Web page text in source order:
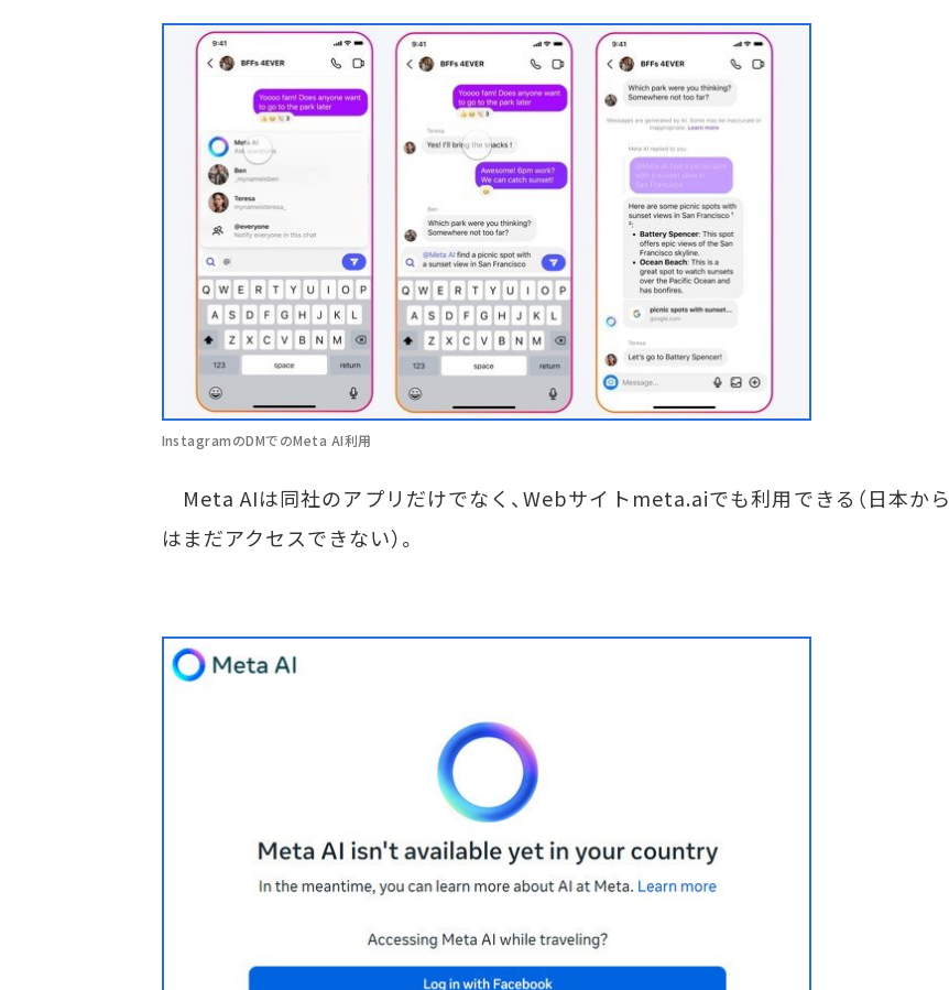
InstagramのDMでのMeta AI利用
Meta AIは同社のアプリだけでなく、Webサイトmeta.aiでも利用できる（日本から
はまだアクセスできない）。